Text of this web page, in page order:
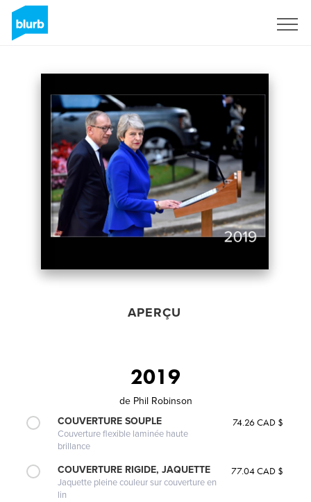
APERÇU
2019
de Phil Robinson
COUVERTURE SOUPLE
Couverture flexible laminée haute
brillance
74.26 CAD $
COUVERTURE RIGIDE, JAQUETTE
Jaquette pleine couleur sur couverture en
lin
77.04 CAD $